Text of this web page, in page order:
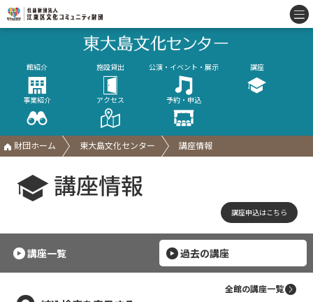
館紹介 施設貸出 公演・イベント・展示 講座
事業紹介 アクセス 予約・申込
財団ホーム 東大島文化センター 講座情報
講座情報
講座申込はこちら
講座一覧 過去の講座
全館の講座一覧